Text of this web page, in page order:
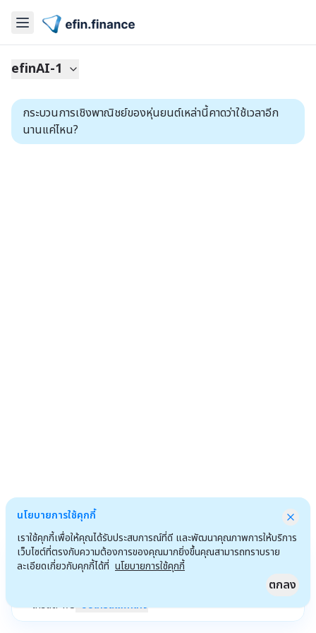
efinAI-1
กระบวนการเชิงพาณิชย์ของหุ่นยนต์เหล่านี้คาดว่าใช้เวลาอีก
นานแค่ไหน?
เครดิต1/3 อัปเกรดแพ็กเกจ
นโยบายการใช้คุกกี้
เราใช้คุกกี้เพื่อให้คุณได้รับประสบการณ์ที่ดี และพัฒนาคุณภาพการให้บริการ
เว็บไซต์ที่ตรงกับความต้องการของคุณมากยิ่งขึ้นคุณสามารถทราบราย
ละเอียดเกี่ยวกับคุกกี้ได้ที่ นโยบายการใช้คุกกี้
ตกลง